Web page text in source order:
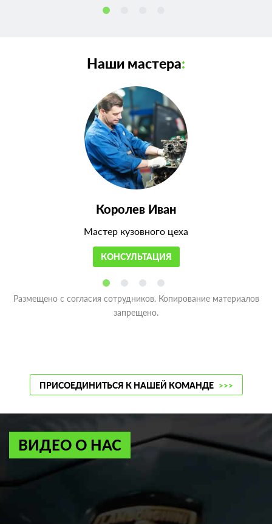
Наши мастера:
Королев Иван
Мастер кузовного цеха
КОНСУЛЬТАЦИЯ
Размещено с согласия сотрудников. Копирование материалов
запрещено.
ПРИСОЕДИНИТЬСЯ К НАШЕЙ КОМАНДЕ >>>
ВИДЕО О НАС